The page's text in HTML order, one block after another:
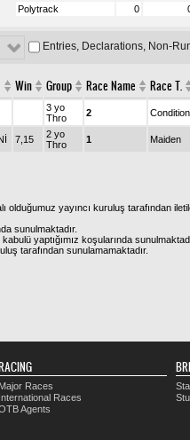
Polytrack
0
Entries, Declarations, Non-
Win Group Race Name Race T.
3 yo
Thro
2 Condition
7,15
2 yo
Thro
1 Maiden
yayıncı kuruluş tarafından
sunulmaktadır.
yaptığımız koşularında
tarafından sunulamamaktadır.
Major Races
International Races
Agents